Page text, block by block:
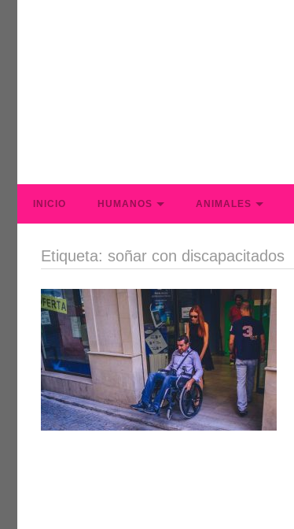
INICIO HUMANOS ANIMALES
Etiqueta: soñar con discapacitados